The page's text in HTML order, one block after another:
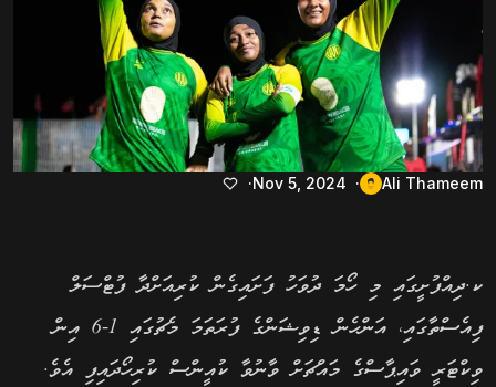
Ali Thameem
Nov 5, 2024
ކ.ދިއްފުށީގައި މި ހޯމަ ދުވަހު ފަށައިގެން ކުރިއަށްދާ ފުޓްސަލް
ފިއެސްތާގައި، އަންހެން ޑިވިޝަންގެ ފުރަތަމަ މެޗުގައި 1-6 އިން
ވިކްޓަރީ ވައިޕާސްގެ މައްޗަށް ވާނުވާ ކުއީންސް ކުރިހޯދައިފި އެވެ.